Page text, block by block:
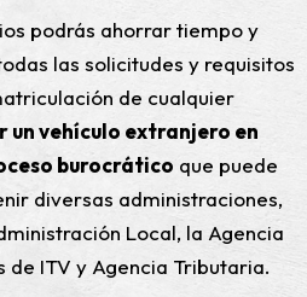
podrás ahorrar tiempo y
las solicitudes y requisitos
de cualquier
un vehículo extranjero en
burocrático que puede
diversas administraciones,
Local, la Agencia
de ITV y Agencia Tributaria.